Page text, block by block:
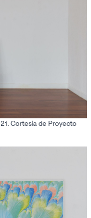
Cortesía de Proyecto